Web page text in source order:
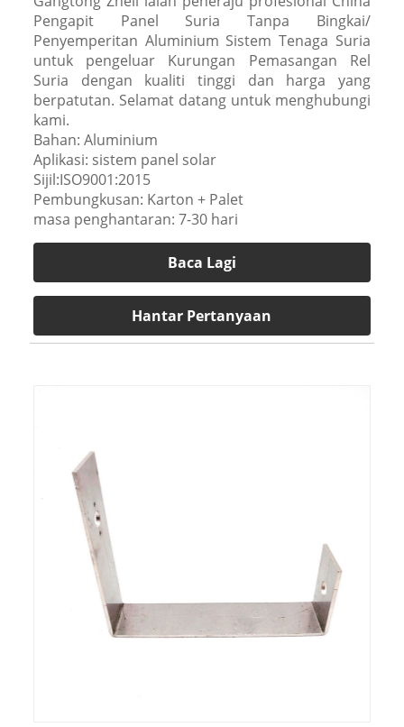
Pengapit Panel Suria Tanpa Bingkai/
Penyemperitan Aluminium Sistem Tenaga Suria
untuk pengeluar Kurungan Pemasangan Rel
Suria dengan kualiti tinggi dan harga yang
berpatutan. Selamat datang untuk menghubungi
kami.
Bahan: Aluminium
Aplikasi: sistem panel solar
Sijil:ISO9001:2015
Pembungkusan: Karton + Palet
masa penghantaran: 7-30 hari
Baca Lagi
Hantar Pertanyaan